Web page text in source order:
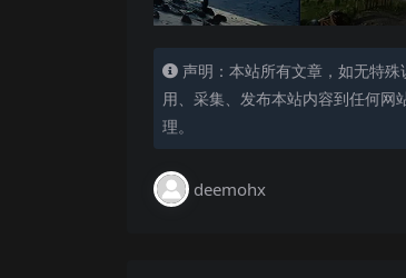
声明：本站所有文章，如无特
用、采集、发布本站内容到任何网
理。
deemohx